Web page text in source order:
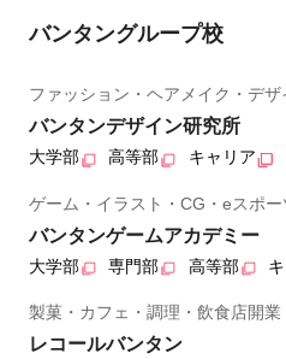
バンタングループ校
ファッション・ヘアメイク・デザ
バンタンデザイン研究所
大学部 高等部 キャリア
ゲーム・イラスト・CG・eスポー
バンタンゲームアカデミー
大学部 専門部 高等部
製菓・カフェ・調理・飲食店開業
レコールバンタン